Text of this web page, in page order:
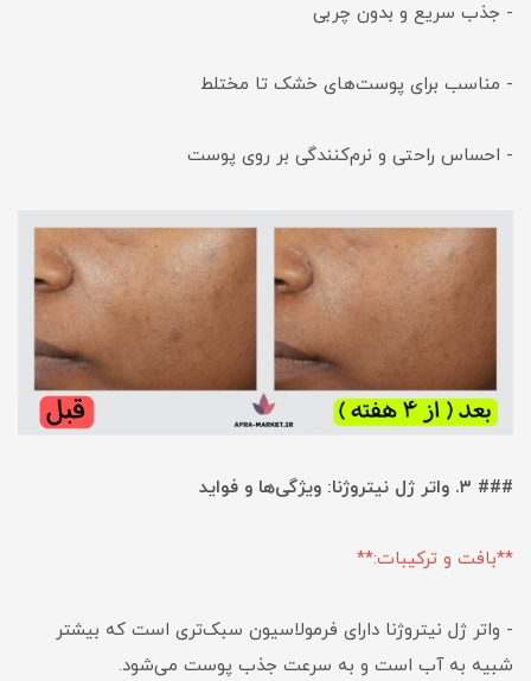
- جذب سریع و بدون چربی
- مناسب برای پوست‌های خشک تا مختلط
- احساس راحتی و نرم‌کنندگی بر روی پوست
### ۳. واتر ژل نیتروژنا: ویژگی‌ها و فواید
**بافت و ترکیبات:**
- واتر ژل نیتروژنا دارای فرمولاسیون سبک‌تری است که بیشتر
شبیه به آب است و به سرعت جذب پوست می‌شود.